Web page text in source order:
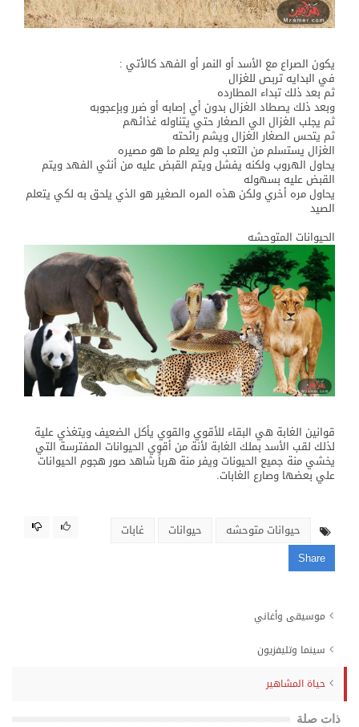
يكون الصراع مع الأسد أو النمر أو الفهد كالأتي :
في البدايه تربص للغزال
ثم بعد ذلك تبداء المطارده
وبعد ذلك يصطاد الغزال بدون أي إصابه أو ضرر وبإعجوبه
ثم يجلب الغزال الي الصغار حتي يتناوله غذائهم
ثم يتحس الصغار الغزال ويشم رائحته
الغزال يستسلم من التعب ولم يعلم ما هو مصيره
يحاول الهروب ولكنه يفشل ويتم القبض عليه من أنثي الفهد ويتم
القبض عليه بسهوله
يحاول مره أخري ولكن هذه المره الصغير هو الذي يلحق به لكي يتعلم
الصيد
الحيوانات المتوحشه
قوانين الغابة هي البقاء للأقوي والقوي يأكل الضعيف ويتغذي علية
لذلك لقب الأسد بملك الغابة لأنة من أقوي الحيوانات المفترسة التي
يخشي منة جميع الحيونات ويفر منة هرباً شاهد صور هجوم الحيوانات
علي بعضها وصارع الغابات.
حيوانات متوحشه حيوانات
غابات
Share
موسيقى وأغاني
سينما وتليفزيون
حياة المشاهير
ذات صلة